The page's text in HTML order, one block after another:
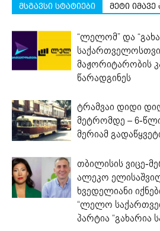
მსგავსი სტატიები მეტი
“ლელომ” და
მაჟორიტარობის
წარადგინეს
ტრამვაი დიდი
მეტრომდე – 6-
მერიამ
თბილისის ვიცე-
ალეკო
ხვედელიანი
“ლელო
პარტია “გახარია